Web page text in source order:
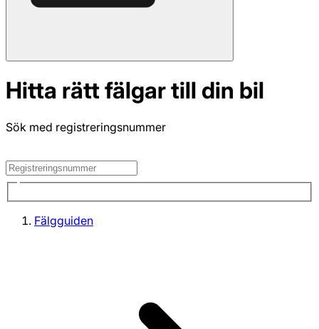
Hitta rätt fälgar till din bil
Sök med registreringsnummer
Fälgguiden